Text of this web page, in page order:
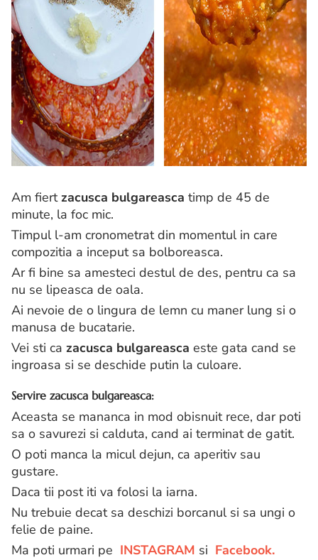
Am fiertzacusca bulgareasca timp de 45 de
minute, la foc mic.
Timpul l-am cronometrat din momentul in care
compozitia a inceput sa bolboreasca.
Ar fi bine sa amesteci destul de des, pentru ca sa
nu se lipeasca de oala.
Ai nevoie de o lingura de lemn cu maner lung si o
manusa de bucatarie.
Vei sti ca zacusca bulgareasca este gata cand se
ingroasa si se deschide putin la culoare.
Servire zacusca bulgareasca:
Aceasta se mananca in mod obisnuit rece, dar poti
sa o savurezi si calduta, cand ai terminat de gatit.
O poti manca la micul dejun, ca aperitiv sau
gustare.
Daca tii post iti va folosi la iarna.
Nu trebuie decat sa deschizi borcanul si sa ungi o
felie de paine.
Ma poti urmari pe INSTAGRAM si Facebook.